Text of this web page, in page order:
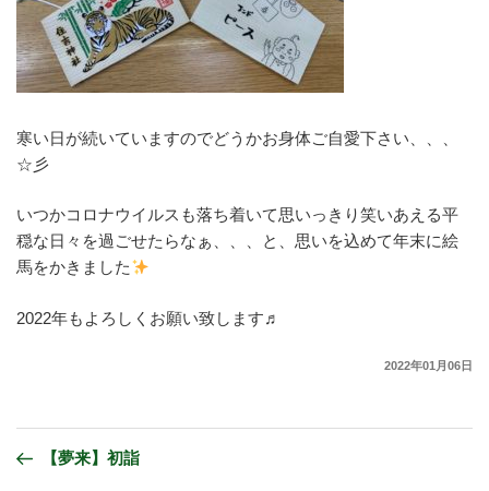
寒い日が続いていますのでどうかお身体ご自愛下さい、、、
☆彡
いつかコロナウイルスも落ち着いて思いっきり笑いあえる平
穏な日々を過ごせたらなぁ、、、と、思いを込めて年末に絵
馬をかきました
2022年もよろしくお願い致します♬
2022年01月06日
【夢来】初詣